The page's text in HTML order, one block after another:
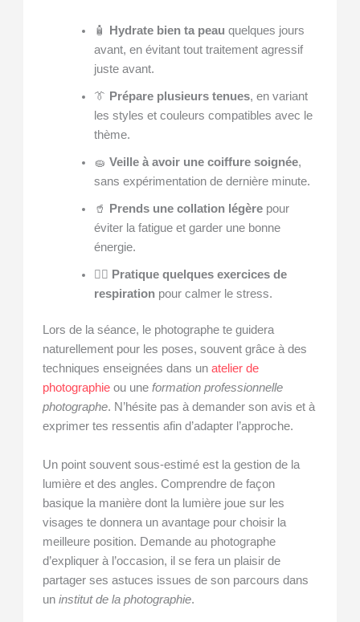
🧴 Hydrate bien ta peau quelques jours
avant, en évitant tout traitement agressif
juste avant.
👔 Prépare plusieurs tenues, en variant
les styles et couleurs compatibles avec le
thème.
🧽 Veille à avoir une coiffure soignée,
sans expérimentation de dernière minute.
🥤 Prends une collation légèrepour
éviter la fatigue et garder une bonne
énergie.
🧘‍♂️ Pratique quelques exercices de
respirationpour calmer le stress.
Lors de la séance, le photographe te guidera
naturellement pour les poses, souvent grâce à des
techniques enseignées dans unatelier de
photographie ou uneformation professionnelle
photographe. N’hésite pas à demander son avis et à
exprimer tes ressentis afin d’adapter l’approche.
Un point souvent sous-estimé est la gestion de la
lumière et des angles. Comprendre de façon
basique la manière dont la lumière joue sur les
visages te donnera un avantage pour choisir la
meilleure position. Demande au photographe
d’expliquer à l’occasion, il se fera un plaisir de
partager ses astuces issues de son parcours dans
uninstitut de la photographie.